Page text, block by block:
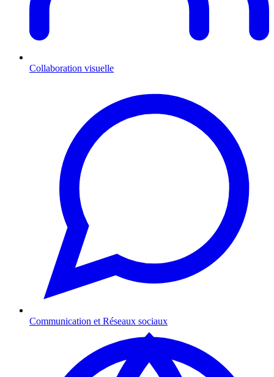
Collaboration visuelle
Communication et Réseaux sociaux